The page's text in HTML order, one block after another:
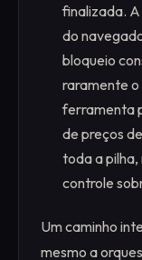
finalizada.
do
bloqueio
raramente
ferramenta
de preços
toda a
controle
Um caminho
mesmo a